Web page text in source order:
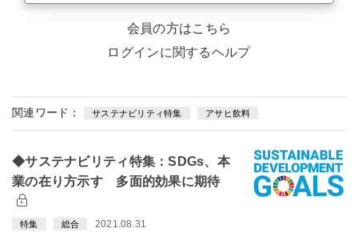
会員の方はこちら
ログインに関するヘルプ
関連ワード： サステナビリティ特集 アサヒ飲料
◆サステナビリティ特集：SDGs、本
業の在り方示す 多面的効果に期待
特集 総合 2021.08.31